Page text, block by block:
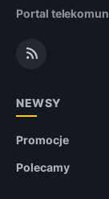
Portal
NEWSY
Promocje
Polecamy